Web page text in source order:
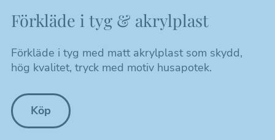
Förkläde i tyg & akrylplast
Förkläde i tyg med matt akrylplast som skydd,
hög kvalitet, tryck med motiv husapotek.
Köp